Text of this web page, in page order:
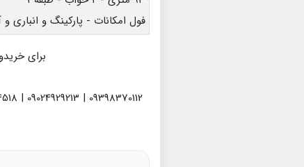
فول امکانات - پارکینگ و انباری و
برای